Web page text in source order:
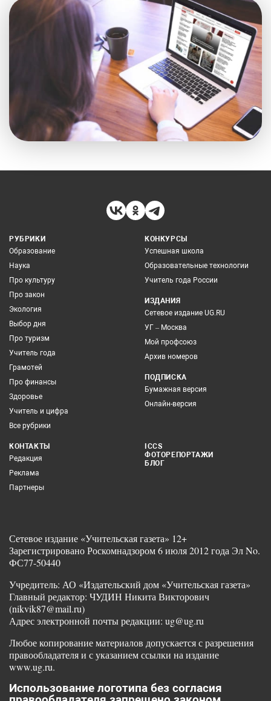
РУБРИКИ
Образование
Наука
Про культуру
Про закон
Экология
Выбор дня
Про туризм
Учитель года
Грамотей
Про финансы
Здоровье
Учитель и цифра
Все рубрики
КОНКУРСЫ
Успешная школа
Образовательные технологии
Учитель года России
ИЗДАНИЯ
Сетевое издание UG.RU
УГ – Москва
Мой профсоюз
Архив номеров
ПОДПИСКА
Бумажная версия
Онлайн-версия
КОНТАКТЫ
Редакция
Реклама
Партнеры
ICCS
ФОТОРЕПОРТАЖИ
БЛОГ
Сетевое издание «Учительская газета» 12+
Зарегистрировано Роскомнадзором 6 июля 2012 года Эл No.
ФС77-50440
Учредитель: АО «Издательский дом «Учительская газета»
Главный редактор: ЧУДИН Никита Викторович
(nikvik87@mail.ru)
Адрес электронной почты редакции: ug@ug.ru
Любое копирование материалов допускается с разрешения
правообладателя и с указанием ссылки на издание
www.ug.ru.
Использование логотипа без согласия